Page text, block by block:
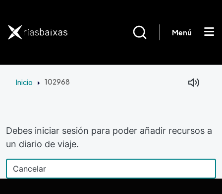
Menú
Inicio 102968
Debes iniciar sesión para poder añadir recursos a
un diario de viaje.